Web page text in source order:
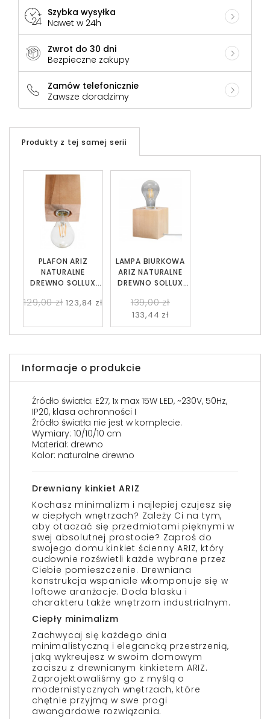
Szybka wysyłka
Nawet w 24h
Zwrot do 30 dni
Bezpieczne zakupy
Zamów telefonicznie
Zawsze doradzimy
Produkty z tej samej serii
LAMPA BIURKOWA
ARIZ NATURALNE
DREWNO SOLLUX
139,00 zł
133,44 zł
PLAFON ARIZ
NATURALNE
DREWNO SOLLUX
129,00 zł 123,84 zł
Informacje o produkcie
Źródło światła: E27, 1x max 15W LED, ~230V, 50Hz,
IP20, klasa ochronności I
Źródło światła nie jest w komplecie.
Wymiary: 10/10/10 cm
Materiał: drewno
Kolor: naturalne drewno
Drewniany kinkiet ARIZ
Kochasz minimalizm i najlepiej czujesz się
w ciepłych wnętrzach? Zależy Ci na tym,
aby otaczać się przedmiotami pięknymi w
swej absolutnej prostocie? Zaproś do
swojego domu kinkiet ścienny ARIZ, który
cudownie rozświetli każde wybrane przez
Ciebie pomieszczenie. Drewniana
konstrukcja wspaniale wkomponuje się w
loftowe aranżacje. Doda blasku i
charakteru także wnętrzom industrialnym.
Ciepły minimalizm
Zachwycaj się każdego dnia
minimalistyczną i elegancką przestrzenią,
jaką wykreujesz w swoim domowym
zaciszu z drewnianym kinkietem ARIZ.
Zaprojektowaliśmy go z myślą o
modernistycznych wnętrzach, które
chętnie przyjmą w swe progi
awangardowe rozwiązania.